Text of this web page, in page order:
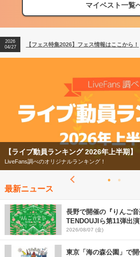
マイベスト一覧
【フェス特集2026】フェス情報はここから！
【ライブ動員ランキング】2026年上半期編発
2026
04/27
【フェス特集2026】フェス情報はここから！
2026
【フェス特集2026】
今年もフェスの季節がやってきた！
最新ニュース
長野で開催の『りんご
TENDOUJIら第11弾出
発表
2026/08/07 (金)
東京「海の森公園」で